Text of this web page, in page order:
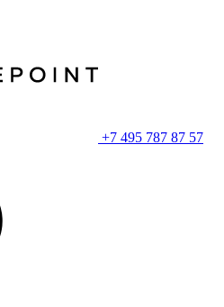
+7 495 787 87 57